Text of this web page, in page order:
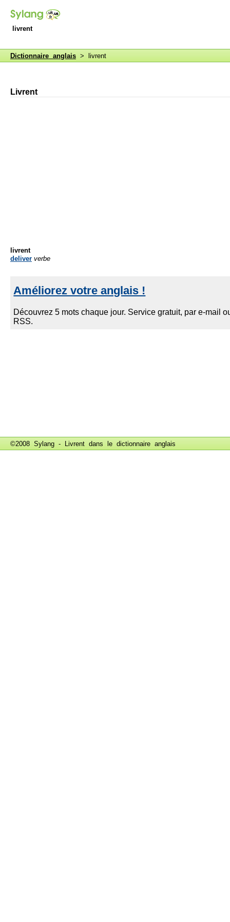
livrent
Dictionnaire anglais > livrent
Livrent
livrent
deliver verbe
©2008 Sylang - Livrent dans le dictionnaire anglais